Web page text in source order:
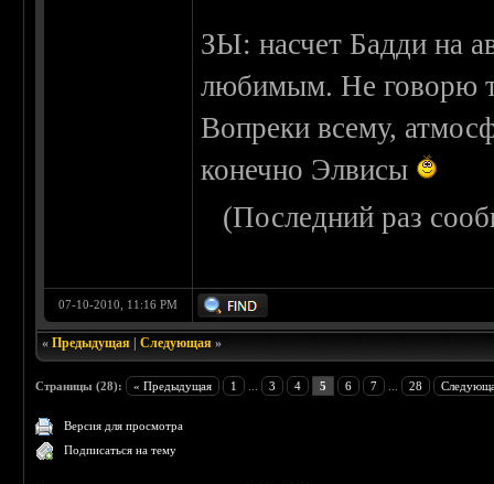
ЗЫ: насчет Бадди на
любимым. Не говорю
Вопреки всему,
конечно Элвисы
(Последний раз
07-10-2010, 11:16 PM
«Предыдущая |Следующая »
Страницы (28): « Предыдущая 1 3 4 5 6 7 28
Версия для просмотра
Подписаться на тему